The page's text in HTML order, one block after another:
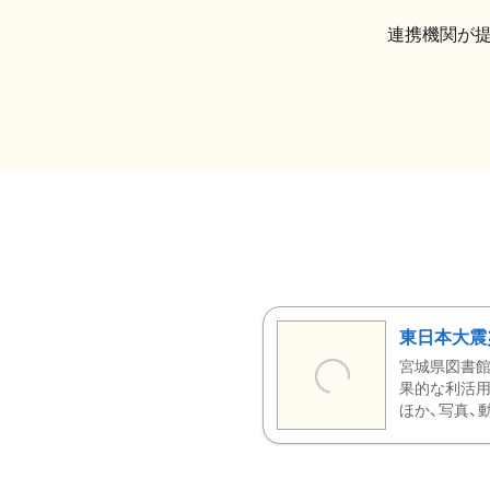
連携機関が
東日本大
宮城県図書
果的な利活
ほか、写真、